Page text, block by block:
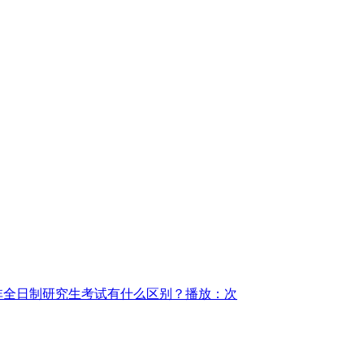
日制研究生考试有什么区别？ 播放：次